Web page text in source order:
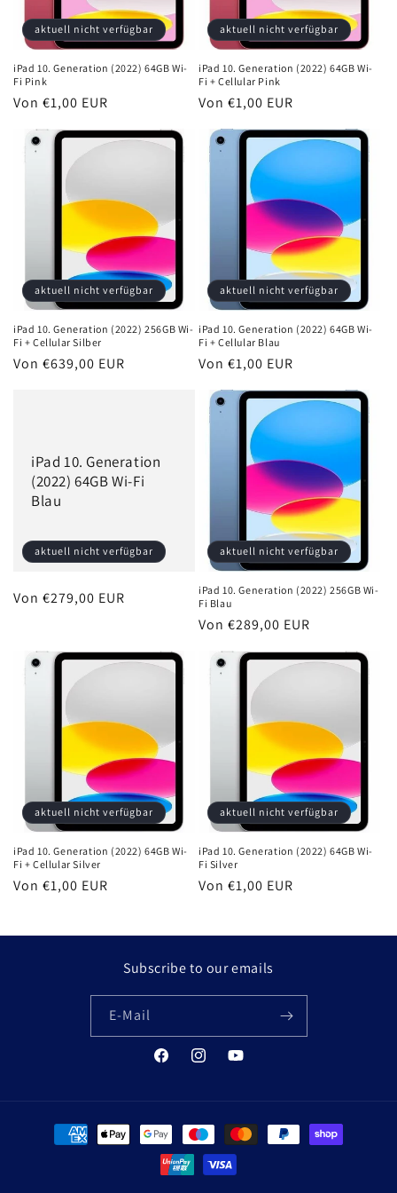
e
:
aktuell nicht verfügbar
iPad 10. Generation (2022) 64GB Wi-
Fi Pink
Normaler
Von €1,00 EUR
aktuell nicht verfügbar
iPad 10. Generation (2022) 64GB Wi-
Fi + Cellular Pink
Normaler
Von €1,00 EUR
aktuell nicht verfügbar
iPad 10. Generation (2022) 256GB Wi-
Fi + Cellular Silber
Normaler
Von €639,00 EUR
aktuell nicht verfügbar
iPad 10. Generation (2022) 64GB Wi-
Fi + Cellular Blau
Normaler
Von €1,00 EUR
iPad 10. Generation
(2022) 64GB Wi-Fi
Blau
aktuell nicht verfügbar
Normaler
Von €279,00 EUR
aktuell nicht verfügbar
iPad 10. Generation (2022) 256GB Wi-
Fi Blau
Normaler
Von €289,00 EUR
aktuell nicht verfügbar
iPad 10. Generation (2022) 64GB Wi-
Fi + Cellular Silver
Normaler
Von €1,00 EUR
aktuell nicht verfügbar
iPad 10. Generation (2022) 64GB Wi-
Fi Silver
Normaler
Von €1,00 EUR
Subscribe to our emails
E-Mail
FacebookInstagramYouTube
Zahlungsmethoden